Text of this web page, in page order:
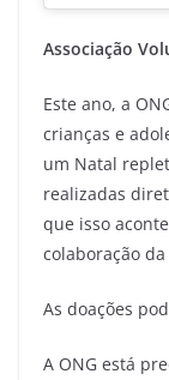
Associação
Este ano, a
crianças e
um Natal
realizadas
que isso
colaboração
As doações
A ONG está